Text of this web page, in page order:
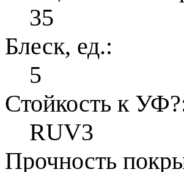
35
Блеск, ед.:
5
Стойкость к УФ?
RUV3
Прочность